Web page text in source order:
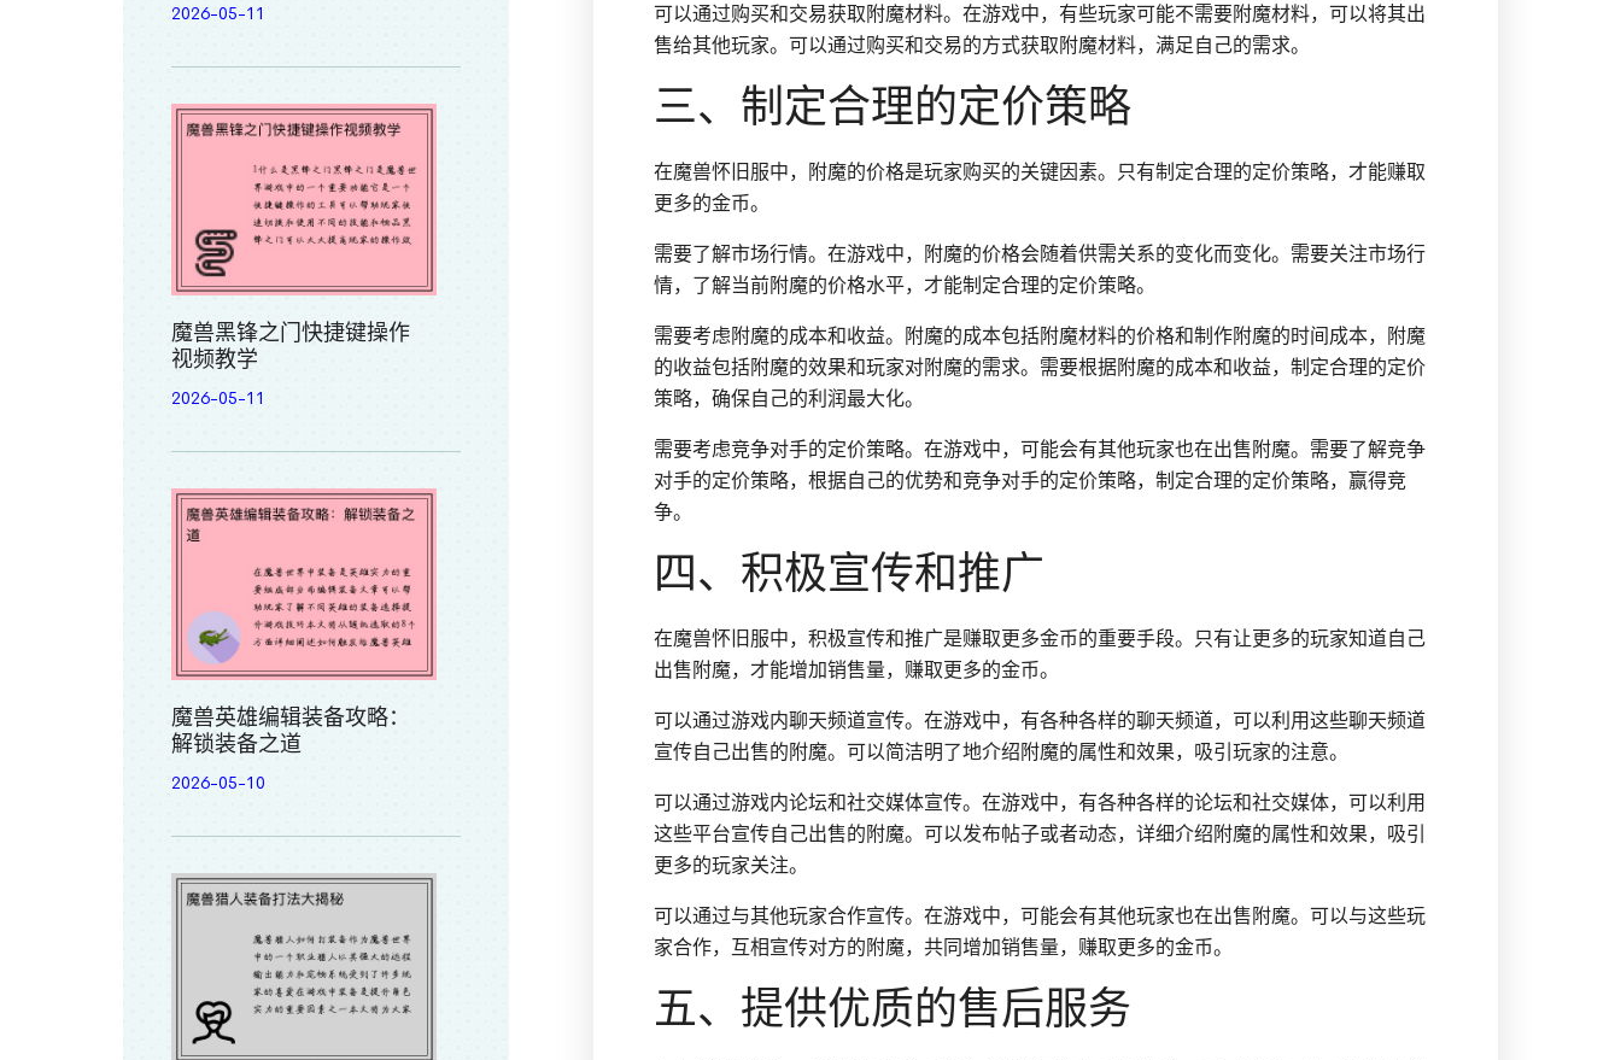
可以通过购买和交易获取附魔材料。在游戏中，有些玩家可能不需要附魔材料，可以将其出
售给其他玩家。可以通过购买和交易的方式获取附魔材料，满足自己的需求。
三、制定合理的定价策略
在魔兽怀旧服中，附魔的价格是玩家购买的关键因素。只有制定合理的定价策略，才能赚取
更多的金币。
需要了解市场行情。在游戏中，附魔的价格会随着供需关系的变化而变化。需要关注市场行
情，了解当前附魔的价格水平，才能制定合理的定价策略。
需要考虑附魔的成本和收益。附魔的成本包括附魔材料的价格和制作附魔的时间成本，附魔
的收益包括附魔的效果和玩家对附魔的需求。需要根据附魔的成本和收益，制定合理的定价
策略，确保自己的利润最大化。
需要考虑竞争对手的定价策略。在游戏中，可能会有其他玩家也在出售附魔。需要了解竞争
对手的定价策略，根据自己的优势和竞争对手的定价策略，制定合理的定价策略，赢得竞
争。
四、积极宣传和推广
在魔兽怀旧服中，积极宣传和推广是赚取更多金币的重要手段。只有让更多的玩家知道自己
出售附魔，才能增加销售量，赚取更多的金币。
可以通过游戏内聊天频道宣传。在游戏中，有各种各样的聊天频道，可以利用这些聊天频道
宣传自己出售的附魔。可以简洁明了地介绍附魔的属性和效果，吸引玩家的注意。
可以通过游戏内论坛和社交媒体宣传。在游戏中，有各种各样的论坛和社交媒体，可以利用
这些平台宣传自己出售的附魔。可以发布帖子或者动态，详细介绍附魔的属性和效果，吸引
更多的玩家关注。
可以通过与其他玩家合作宣传。在游戏中，可能会有其他玩家也在出售附魔。可以与这些玩
家合作，互相宣传对方的附魔，共同增加销售量，赚取更多的金币。
五、提供优质的售后服务
2026-05-11
魔兽黑锋之门快捷键操作
视频教学
2026-05-11
魔兽英雄编辑装备攻略：
解锁装备之道
2026-05-10